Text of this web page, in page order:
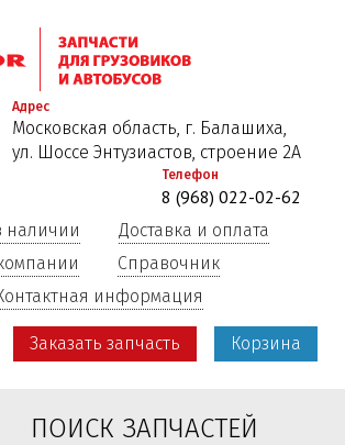
к
основному
Адрес
Московская область, г. Балашиха,
ул. Шоссе Энтузиастов, строение 2А
Телефон
8 (968) 022-02-62
наличии
Доставка и оплата
Справочник
информация
Заказать запчасть Корзина
ПОИСК ЗАПЧАСТЕЙ